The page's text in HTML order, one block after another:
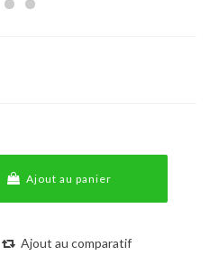
Ajout au panier
Ajout au comparatif